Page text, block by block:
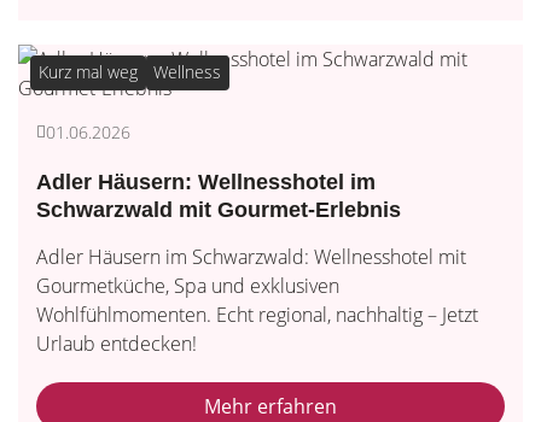
Kurz mal weg Wellness
01.06.2026
Adler Häusern: Wellnesshotel im
Schwarzwald mit Gourmet-Erlebnis
Adler Häusern im Schwarzwald: Wellnesshotel mit
Gourmetküche, Spa und exklusiven
Wohlfühlmomenten. Echt regional, nachhaltig – Jetzt
Urlaub entdecken!
Mehr erfahren